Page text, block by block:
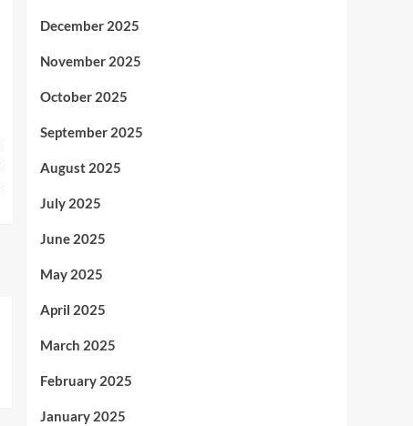
December 2025
November 2025
October 2025
September 2025
August 2025
July 2025
June 2025
May 2025
April 2025
March 2025
February 2025
January 2025